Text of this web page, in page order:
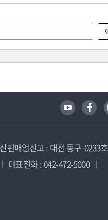
판매업신고 : 대전 동구-0233호
대표전화 : 042-472-5000